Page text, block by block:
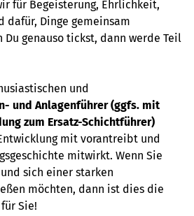
für Begeisterung, Ehrlichkeit,
dafür, Dinge gemeinsam
Du genauso tickst, dann werde Teil
und
und Anlagenführer(ggfs. mit
zum Ersatz-Schichtführer)
mit vorantreibt und
mitwirkt. Wenn Sie
sich einer starken
möchten, dann ist dies die
Sie!